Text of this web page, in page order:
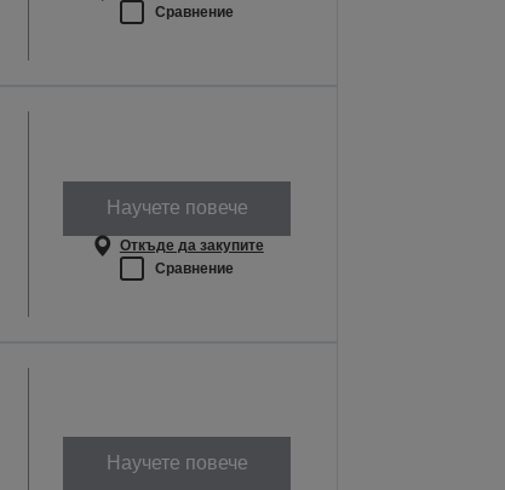
Сравнение
Научете повече
Откъде да закупите
Сравнение
Научете повече